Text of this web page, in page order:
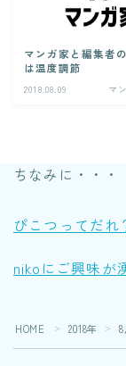
マンガ家と編集者
は温度調節
2018.08.09 マ
ちなみに・・・
ぴこつってだれ
nikoにご興味が
HOME ＞ 2018年 ＞ 8